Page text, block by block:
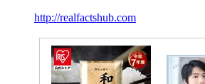
http://realfactshub.com